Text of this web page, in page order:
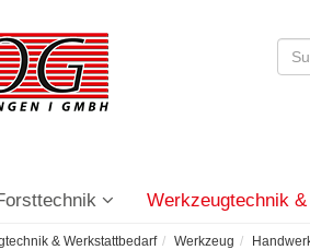
Werkzeugtechnik
& Werkstattbedarf Werkzeug